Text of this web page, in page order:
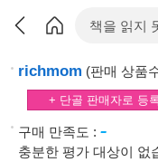
richmom (판매 상품
+ 단골 판매자로 등
구매 만족도 : -
충분한 평가 대상이 없